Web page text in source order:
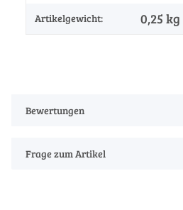
Artikelgewicht: 0,25 kg
Bewertungen
Frage zum Artikel